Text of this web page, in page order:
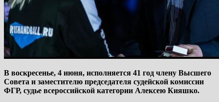
В воскресенье, 4 июня, исполняется 41 год члену Высшего
Совета и заместителю председателя судейской комиссии
ФГР, судье всероссийской категории Алексею Кияшко.